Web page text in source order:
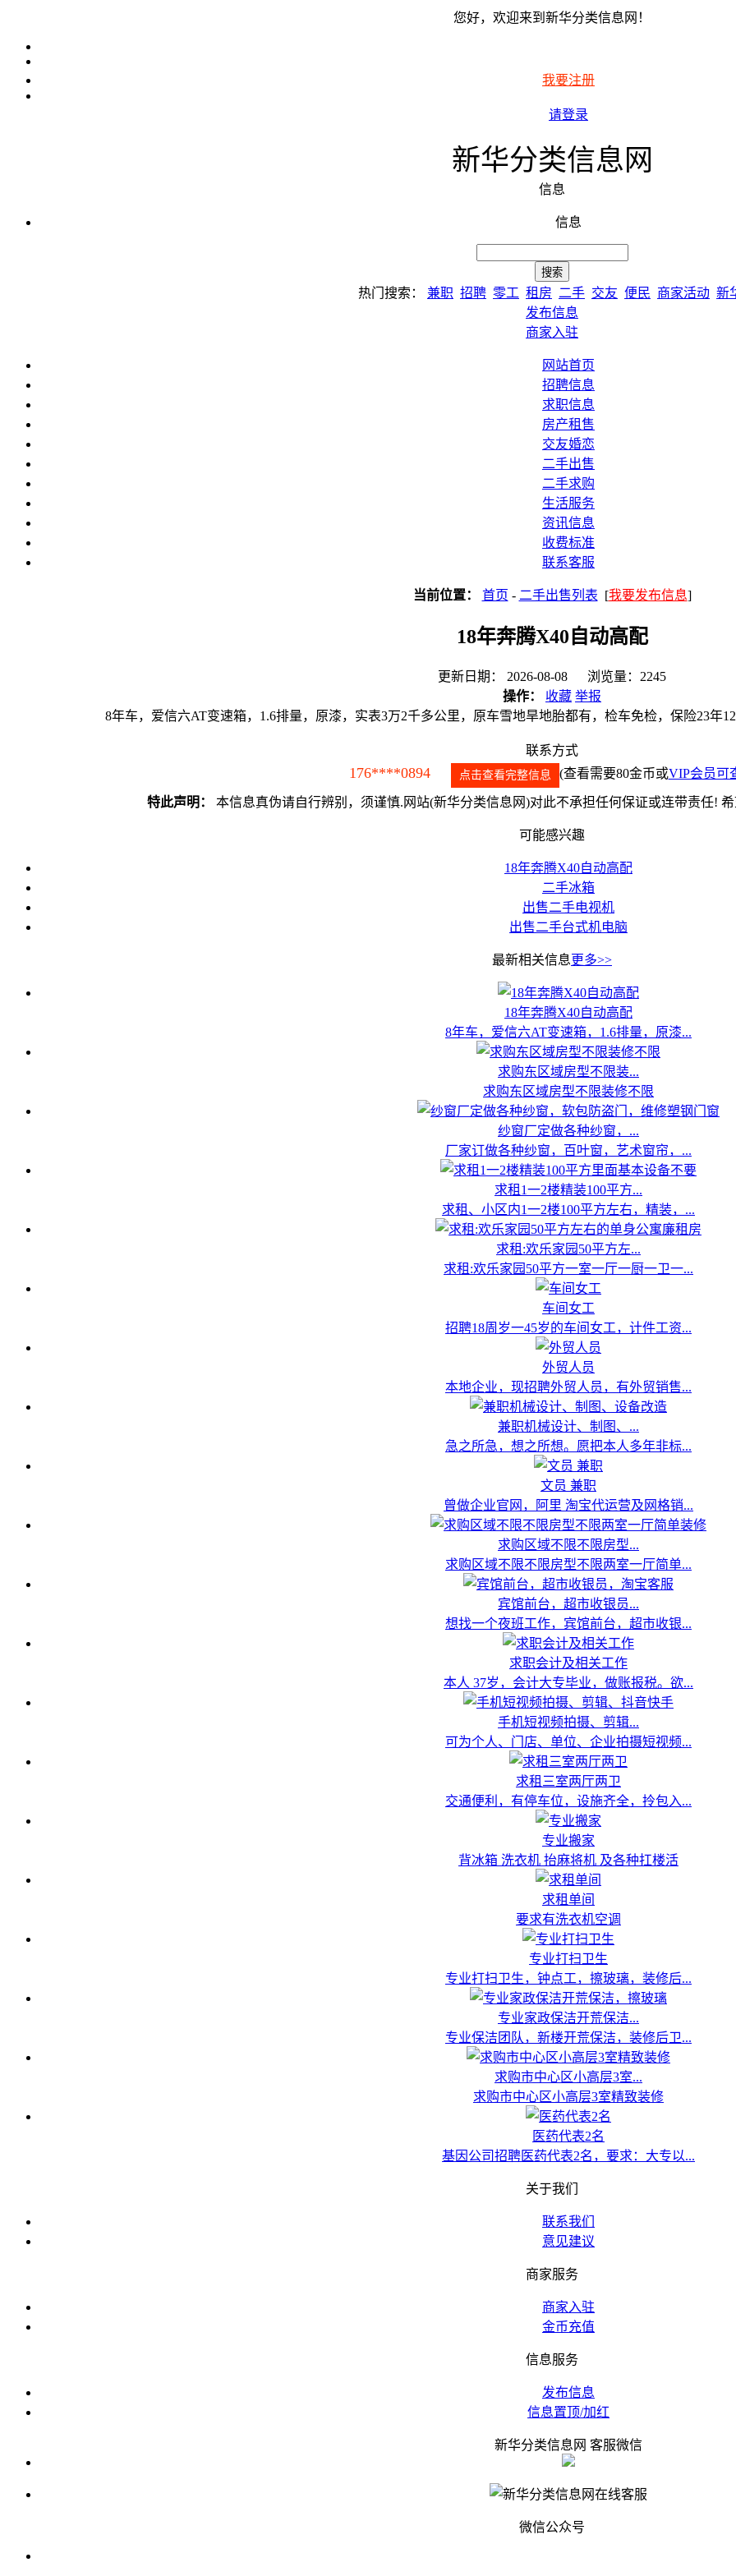
您好，欢迎来到新华分类信息网！
我要注册
请登录
新华分类信息网
信息
信息
热门搜索： 兼职 招聘 零工 租房 二手 交友 便民 商家活动 新
发布信息
商家入驻
网站首页
招聘信息
求职信息
房产租售
交友婚恋
二手出售
二手求购
生活服务
资讯信息
收费标准
联系客服
当前位置： 首页 - 二手出售列表 [我要发布信息]
18年奔腾X40自动高配
更新日期： 2026-08-08 浏览量：2245
操作：
收藏 举报
8年车，爱信六AT变速箱，1.6排量，原漆，实表3万2千多公里，原车雪地旱地胎都有，检车免检，保险23年
联系方式
176****0894 点击查看完整信息 (查看需要80金币或VIP会员可
特此声明： 本信息真伪请自行辨别，须谨慎.网站(新华分类信息网)对此不承担任何保证或连带责任!
可能感兴趣
18年奔腾X40自动高配
二手冰箱
出售二手电视机
出售二手台式机电脑
最新相关信息更多>>
18年奔腾X40自动高配
8年车，爱信六AT变速箱，1.6排量，原漆...
求购东区域房型不限装...
求购东区域房型不限装修不限
纱窗厂定做各种纱窗，...
厂家订做各种纱窗，百叶窗，艺术窗帘，...
求租1一2楼精装100平方...
求租、小区内1一2楼100平方左右，精装，...
求租:欢乐家园50平方左...
求租:欢乐家园50平方一室一厅一厨一卫一...
车间女工
招聘18周岁一45岁的车间女工，计件工资...
外贸人员
本地企业，现招聘外贸人员，有外贸销售...
兼职机械设计、制图、...
急之所急，想之所想。愿把本人多年非标...
文员 兼职
曾做企业官网，阿里 淘宝代运营及网格销...
求购区域不限不限房型...
求购区域不限不限房型不限两室一厅简单...
宾馆前台，超市收银员...
想找一个夜班工作，宾馆前台，超市收银...
求职会计及相关工作
本人 37岁，会计大专毕业，做账报税。欲...
手机短视频拍摄、剪辑...
可为个人、门店、单位、企业拍摄短视频...
求租三室两厅两卫
交通便利，有停车位，设施齐全，拎包入...
专业搬家
背冰箱 洗衣机 抬麻将机 及各种扛楼活
求租单间
要求有洗衣机空调
专业打扫卫生
专业打扫卫生，钟点工，擦玻璃，装修后...
专业家政保洁开荒保洁...
专业保洁团队，新楼开荒保洁，装修后卫...
求购市中心区小高层3室...
求购市中心区小高层3室精致装修
医药代表2名
基因公司招聘医药代表2名，要求：大专以...
关于我们
联系我们
意见建议
商家服务
商家入驻
金币充值
信息服务
发布信息
信息置顶/加红
新华分类信息网 客服微信
微信公众号